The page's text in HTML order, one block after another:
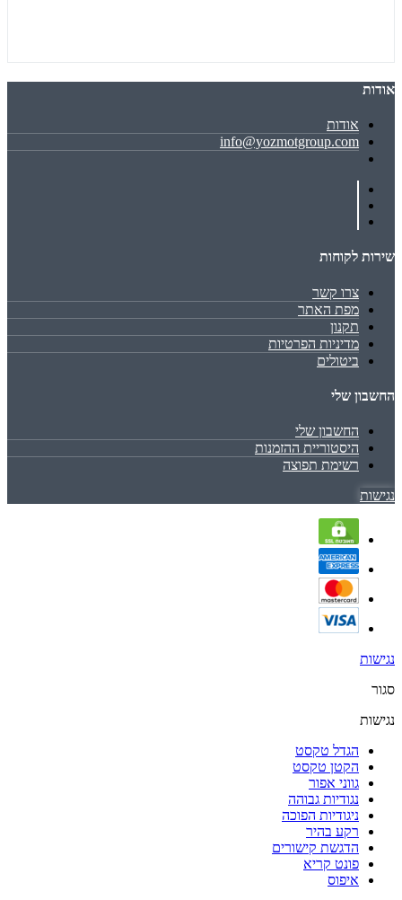
אודות
אודות
info@yozmotgroup.com
שירות לקוחות
צרו קשר
מפת האתר
תקנון
מדיניות הפרטיות
ביטולים
החשבון שלי
החשבון שלי
היסטוריית ההזמנות
רשימת תפוצה
נגישות
נגישות
סגור
נגישות
הגדל טקסט
הקטן טקסט
גווני אפור
נגודיות גבוהה
ניגודיות הפוכה
רקע בהיר
הדגשת קישורים
פונט קריא
איפוס